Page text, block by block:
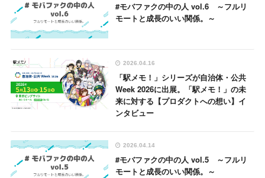
#モバファクの中の人 vol.6 ～フルリ
モートと成長のいい関係。～
2026.04.16
「駅メモ！」シリーズが自治体・公共
Week 2026に出展。「駅メモ！」の未
来に対する【プロダクトへの想い】イ
ンタビュー
2026.04.14
#モバファクの中の人 vol.5 ～フルリ
モートと成長のいい関係。～